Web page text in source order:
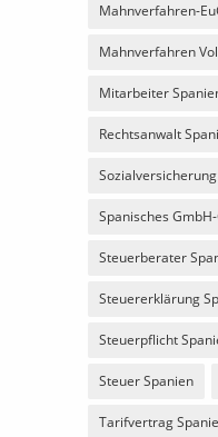
Mahnverfahren-
Mahnverfahren
Mitarbeiter
Rechtsanwalt
Spanisches
Steuerberater
Steuererklärung
Steuerpflicht
Steuer Spanien
Tarifvertrag